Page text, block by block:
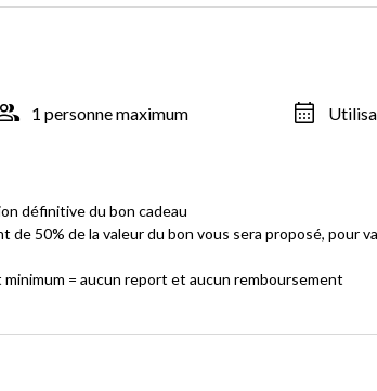
1 personne maximum
définitive du bon cadeau
50% de la valeur du bon vous sera proposé, pour
= aucun report et aucun remboursement